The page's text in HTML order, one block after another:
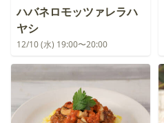
ハバネロモッツァレラハ
ヤシ
12/10 (水) 19:00〜20:00